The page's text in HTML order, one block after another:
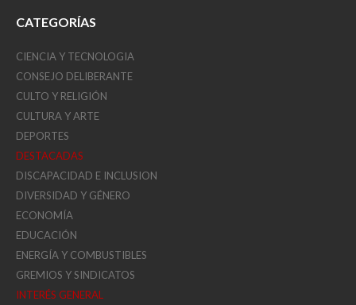
CATEGORÍAS
CIENCIA Y TECNOLOGIA
CONSEJO DELIBERANTE
CULTO Y RELIGIÓN
CULTURA Y ARTE
DEPORTES
DESTACADAS
DISCAPACIDAD E INCLUSION
DIVERSIDAD Y GÉNERO
ECONOMÍA
EDUCACIÓN
ENERGÍA Y COMBUSTIBLES
GREMIOS Y SINDICATOS
INTERÉS GENERAL